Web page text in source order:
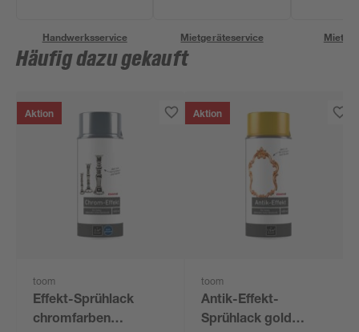
Handwerksservice Mietgeräteservice
Häufig dazu gekauft
Aktion
toom
Effekt-Sprühlack
chromfarben
Aktion
toom
Antik-Effekt-
Sprühlack gold